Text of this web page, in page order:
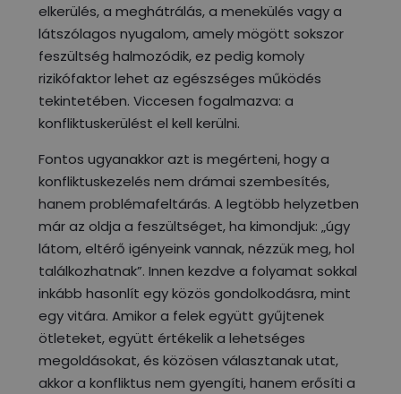
elkerülés, a meghátrálás, a menekülés vagy a
látszólagos nyugalom, amely mögött sokszor
feszültség halmozódik, ez pedig komoly
rizikófaktor lehet az egészséges működés
tekintetében. Viccesen fogalmazva: a
konfliktuskerülést el kell kerülni.
Fontos ugyanakkor azt is megérteni, hogy a
konfliktuskezelés nem drámai szembesítés,
hanem problémafeltárás. A legtöbb helyzetben
már az oldja a feszültséget, ha kimondjuk: „úgy
látom, eltérő igényeink vannak, nézzük meg, hol
találkozhatnak”. Innen kezdve a folyamat sokkal
inkább hasonlít egy közös gondolkodásra, mint
egy vitára. Amikor a felek együtt gyűjtenek
ötleteket, együtt értékelik a lehetséges
megoldásokat, és közösen választanak utat,
akkor a konfliktus nem gyengíti, hanem erősíti a